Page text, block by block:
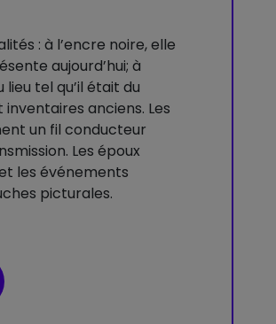
: à l’encre noire, elle
aujourd’hui; à
tel qu’il était du
anciens. Les
un fil conducteur
Les époux
les événements
picturales.